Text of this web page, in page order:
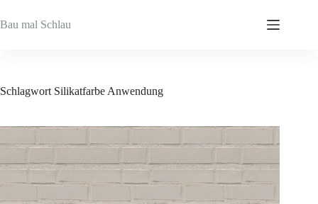
Inhalt
springen
Bau mal Schlau
Schlagwort Silikatfarbe Anwendung